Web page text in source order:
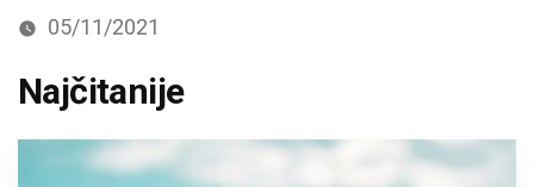
05/11/2021
Najčitanije